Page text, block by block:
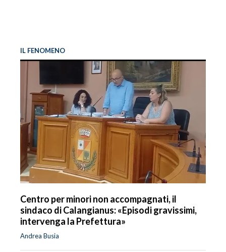
IL FENOMENO
Centro per minori non accompagnati, il
sindaco di Calangianus: «Episodi gravissimi,
intervenga la Prefettura»
Andrea Busia